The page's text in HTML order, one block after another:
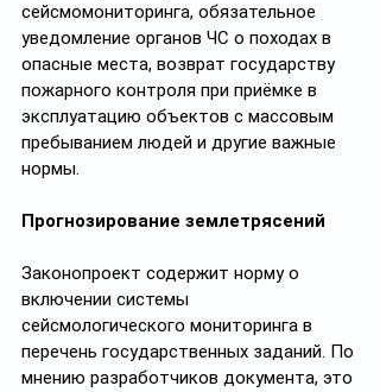
сейсмомониторинга, обязательное
уведомление органов ЧС о походах в
опасные места, возврат государству
пожарного контроля при приёмке в
эксплуатацию объектов с массовым
пребыванием людей и другие важные
нормы.
Прогнозирование землетрясений
Законопроект содержит норму о
включении системы
сейсмологического мониторинга в
перечень государственных заданий. По
мнению разработчиков документа, это